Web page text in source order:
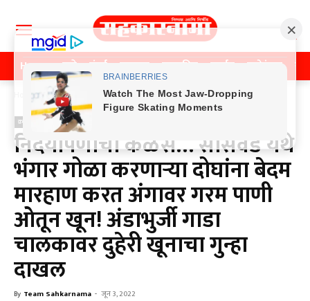
Home पुणे मुंबई महाराष्ट्र राजकीय क्राईम मनोरंजन
Home क्राईम
क्राईम
निर्दयीपणाचा कळस… सासवड येथे
भंगार गोळा करणाऱ्या दोघांना बेदम
मारहाण करत अंगावर गरम पाणी
ओतून खून! अंडाभुर्जी गाडा
चालकावर दुहेरी खूनाचा गुन्हा
दाखल
By Team Sahkarnama - जून 3, 2022